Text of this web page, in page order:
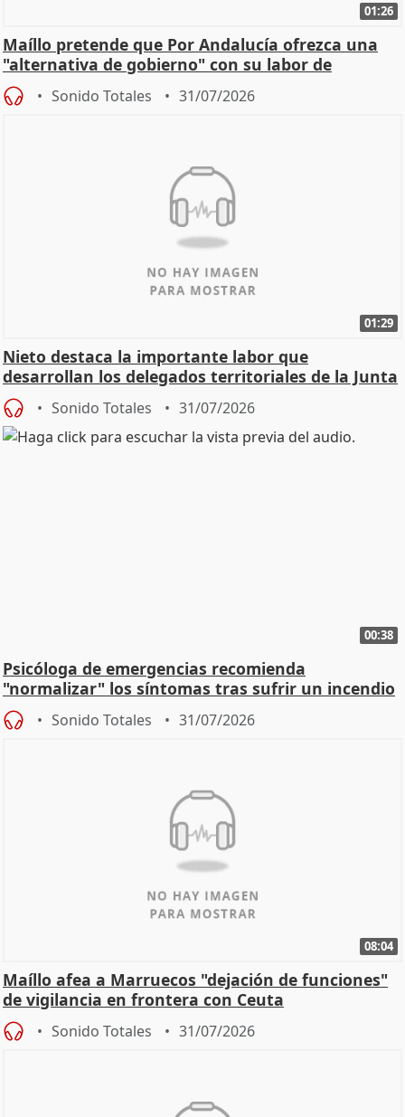
01:26
Maíllo pretende que Por Andalucía ofrezca una
"alternativa de gobierno" con su labor de
oposición
Sonido Totales 31/07/2026
01:29
Nieto destaca la importante labor que
desarrollan los delegados territoriales de la Junta
Sonido Totales 31/07/2026
00:38
Psicóloga de emergencias recomienda
"normalizar" los síntomas tras sufrir un incendio
Sonido Totales 31/07/2026
08:04
Maíllo afea a Marruecos "dejación de funciones"
de vigilancia en frontera con Ceuta
Sonido Totales 31/07/2026